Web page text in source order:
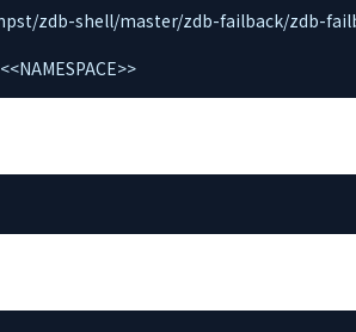
zdb-shell/master/zdb-failback/zdb-